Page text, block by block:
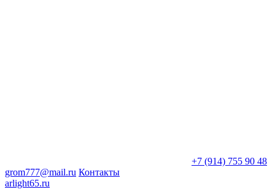
+7 (914) 755 90 48
grom777@mail.ru Контакты
arlight65.ru